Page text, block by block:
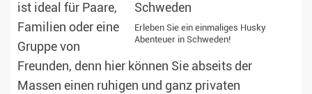
Erleben Sie ein einmaliges Husky
Abenteuer in Schweden!
ist ideal für Paare,
Familien oder eine
Gruppe von
Freunden, denn hier können Sie abseits der
Massen einen ruhigen und ganz privaten